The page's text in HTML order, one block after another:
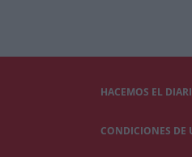
HACEMOS EL
CONDICIONES DE